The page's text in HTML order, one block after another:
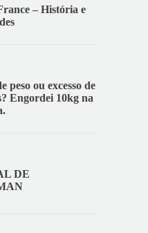
– História e
peso ou excesso de
Engordei 10kg na
DE